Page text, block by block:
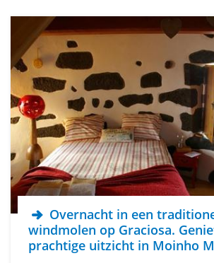
Overnacht in een
windmolen op Graciosa.
prachtige uitzicht in Moinho